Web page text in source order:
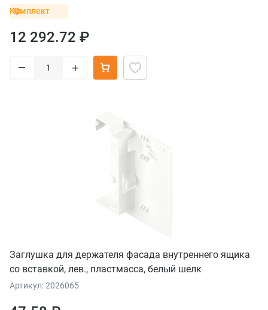
ящика от 10 до 30 кг), серый
Комплект
12 292.72 ₽
– +
Заглушка для держателя фасада внутреннего ящика
со вставкой, лев., пластмасса, белый шелк
Артикул: 2026065